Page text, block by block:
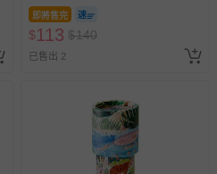
即將售完
$113 $140
已售出 2